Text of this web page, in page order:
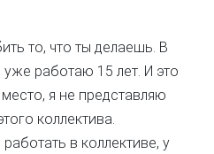
то, что ты делаешь. В
работаю 15 лет. И это
я не представляю
коллектива.
в коллективе, у